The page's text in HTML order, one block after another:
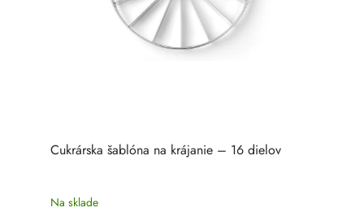
Cukrárska šablóna na krájanie – 16 dielov
Na sklade